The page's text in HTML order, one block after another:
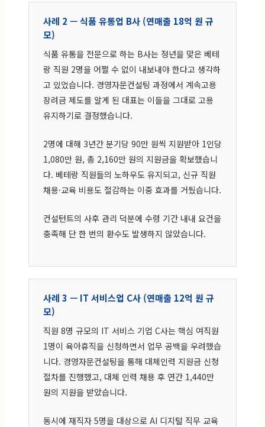
사례 2 — 식품 유통업 B사 (연매출 18억 원 규
모)
식품 유통을 전문으로 하는 B사는 정년을 맞은 베테
랑 직원 2명을 어쩔 수 없이 내보내야 한다고 생각하
고 있었습니다. 경영자문컨설팅 과정에서 계속고용
장려금 제도를 알게 된 대표는 이들을 그대로 고용
유지하기로 결정했습니다.
2명에 대해 3년간 분기당 90만 원씩 지원받아 1인당
1,080만 원, 총 2,160만 원의 지원금을 확보했습니
다. 베테랑 직원들의 노하우도 유지되고, 신규 직원
채용·교육 비용도 절감하는 이중 효과를 거뒀습니다.
컨설턴트의 사후 관리 덕분에 수령 기간 내내 요건을
충족해 단 한 번의 환수도 발생하지 않았습니다.
사례 3 — IT 서비스업 C사 (연매출 12억 원 규
모)
직원 8명 규모의 IT 서비스 기업 C사는 핵심 여직원
1명이 육아휴직을 신청하면서 업무 공백을 우려했습
니다. 경영자문컨설팅을 통해 대체인력 지원금 신청
절차를 진행했고, 대체 인력 채용 후 연간 1,440만
원의 지원을 받았습니다.
동시에 재직자 5명을 대상으로 AI 디지털 직무 교육